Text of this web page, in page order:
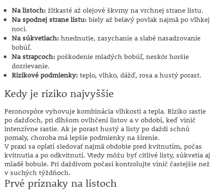
Na listoch:žltkasté až olejové škvrny na vrchnej strane listu.
Na spodnej strane listu:biely až belavý povlak najmä po vlhkej
noci.
Na súkvetiach:hnednutie, zasychanie a slabé nasadzovanie
bobúľ.
Na strapcoch:poškodenie mladých bobúľ, neskôr horšie
dozrievanie.
Rizikové podmienky:teplo, vlhko, dážď, rosa a hustý porast.
Kedy je riziko najvyššie
Peronospóre vyhovuje kombinácia vlhkosti a tepla. Riziko rastie
po dažďoch, pri dlhšom ovlhčení listov a v období, keď vinič
intenzívne rastie. Ak je porast hustý a listy po daždi schnú
pomaly, choroba má lepšie podmienky na šírenie.
V praxi sa oplatí sledovať najmä obdobie pred kvitnutím, počas
kvitnutia a po odkvitnutí. Vtedy môžu byť citlivé listy, súkvetia aj
mladé bobule. Pri daždivom počasí kontrolujte vinič častejšie než
v suchých týždňoch.
Prvé príznaky na listoch